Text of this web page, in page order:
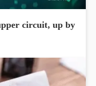
circuit, up by